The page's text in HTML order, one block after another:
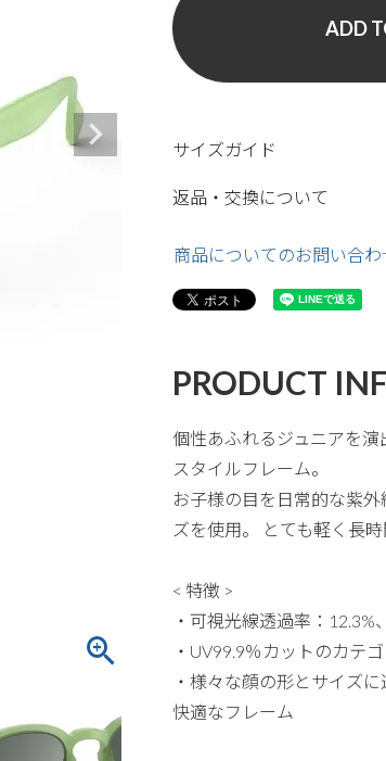
ADD
サイズガイド
返品・交換について
商品についてのお問い合わ
PRODUCT
個性あふれるジュニアを
スタイルフレーム。
お子様の目を日常的な紫
ズを使用。 とても軽く長
< 特徴 >
・可視光線透過率：
・UV99.9％カットのカテ
・様々な顔の形とサイズ
快適なフレーム